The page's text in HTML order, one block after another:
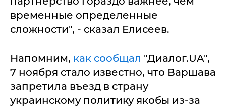
временные определенные
сложности", - сказал Елисеев.
Напомним, как сообщал "Диалог.UA",
7 ноября стало известно, что Варшава
запретила въезд в страну
украинскому политику якобы из-за